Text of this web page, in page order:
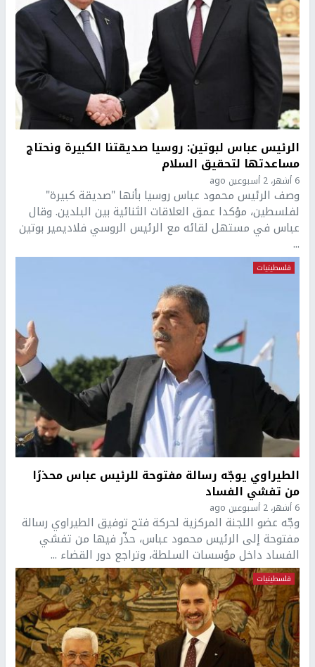
الرئيس عباس لبوتين: روسيا صديقتنا الكبيرة ونحتاج
مساعدتها لتحقيق السلام
6 أشهر، 2 أسبوعين ago
وصف الرئيس محمود عباس روسيا بأنها "صديقة كبيرة"
لفلسطين، مؤكدا عمق العلاقات الثنائية بين البلدين. وقال
عباس في مستهل لقائه مع الرئيس الروسي فلاديمير بوتين
...
فلسطينيات
الطيراوي يوجّه رسالة مفتوحة للرئيس عباس محذرًا
من تفشي الفساد
6 أشهر، 2 أسبوعين ago
وجّه عضو اللجنة المركزية لحركة فتح توفيق الطيراوي رسالة
مفتوحة إلى الرئيس محمود عباس، حذّر فيها من تفشي
الفساد داخل مؤسسات السلطة، وتراجع دور القضاء ...
فلسطينيات